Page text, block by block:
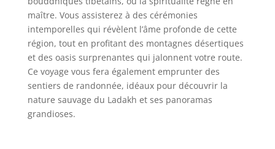
maître. Vous assisterez à des cérémonies
intemporelles qui révèlent l’âme profonde de cette
région, tout en profitant des montagnes désertiques
et des oasis surprenantes qui jalonnent votre route.
Ce voyage vous fera également emprunter des
sentiers de randonnée, idéaux pour découvrir la
nature sauvage du Ladakh et ses panoramas
grandioses.